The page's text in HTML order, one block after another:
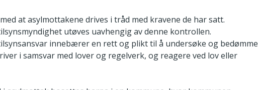
at asylmottakene drives i tråd med kravene de har satt.
utøves uavhengig av denne kontrollen.
innebærer en rett og plikt til å undersøke og bedømme
i samsvar med lover og regelverk, og reagere ved lov­ eller